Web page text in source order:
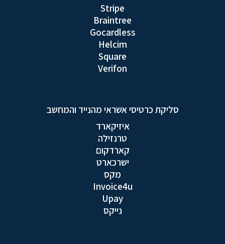
Stripe
Braintree
Gocardless
Helcim
Square
Verifon
סליקת כרטיסי אשראי מהנייד והמחשב
איזיקארד
טרנזילה
קארדקום
ישרכארט
מקס
Invoice4u
Upay
נייקס